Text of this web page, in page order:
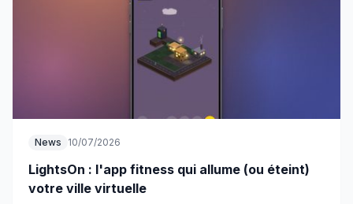
News 10/07/2026
LightsOn : l'app fitness qui allume (ou éteint)
votre ville virtuelle